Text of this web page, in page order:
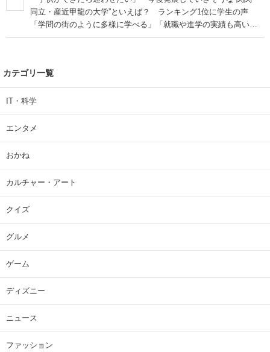
同立・産近甲龍の大学”といえば？ ランキング1位に学生の声
「学問の街のように多様に学べる」「就職や進学の実績も高い」
| 大学 ねとらぼリサーチ
カテゴリ一覧
IT・科学
エンタメ
おかね
カルチャー・アート
クイズ
グルメ
ゲーム
ディズニー
ニュース
ファッション